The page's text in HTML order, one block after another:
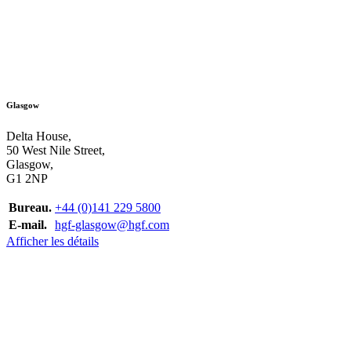
Glasgow
Delta House,
50 West Nile Street,
Glasgow,
G1 2NP
Bureau. +44 (0)141 229 5800
E-mail. hgf-glasgow@hgf.com
Afficher les détails